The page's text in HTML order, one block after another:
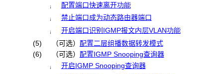
¡ 配置端口快速离开功能
¡ 禁止端口成为动态路由器端口
¡ 开启端口识别IGMP报文内层VLAN功能
(5)
（可选） 配置二层组播数据转发模式
(6)
（可选） 配置IGMP Snooping查询器
¡ 开启IGMP Snooping查询器